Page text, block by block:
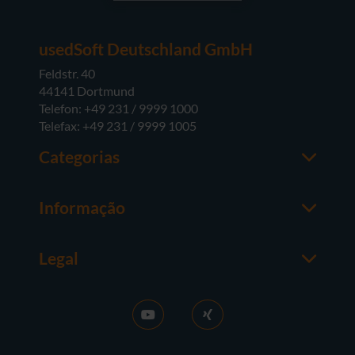
usedSoft Deutschland GmbH
Feldstr. 40
44141 Dortmund
Telefon: +49 231 / 9999 1000
Telefax: +49 231 / 9999 1005
Categorias
M365
Server
Hardware
Informação
Sobre a usedSoft
Coisas a saber
Legal
Protecção de dados